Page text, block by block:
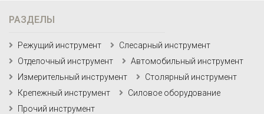
РАЗДЕЛЫ
Режущий инструмент
Слесарный инструмент
Отделочный инструмент
Автомобильный инструмент
Измерительный инструмент
Столярный инструмент
Крепежный инструмент
Силовое оборудование
Прочий инструмент